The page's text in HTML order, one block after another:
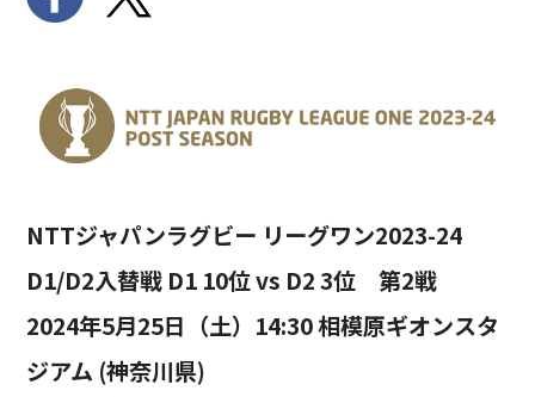
NTTジャパンラグビー リーグワン2023-24
D1/D2入替戦 D1 10位 vs D2 3位 第2戦
2024年5月25日（土）14:30 相模原ギオンスタ
ジアム (神奈川県)